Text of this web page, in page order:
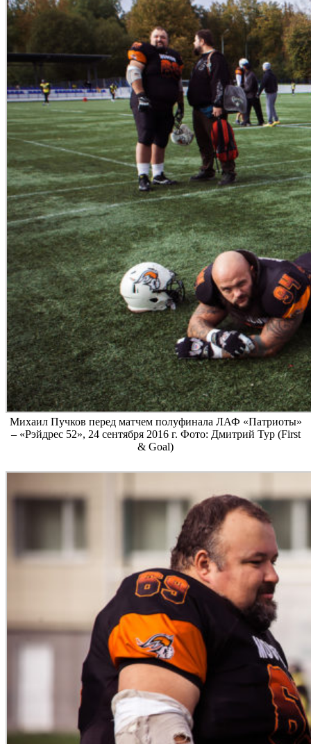
Михаил Пучков перед матчем полуфинала ЛАФ «Патриоты»
– «Рэйдрес 52», 24 сентября 2016 г. Фото: Дмитрий Тур (First
& Goal)